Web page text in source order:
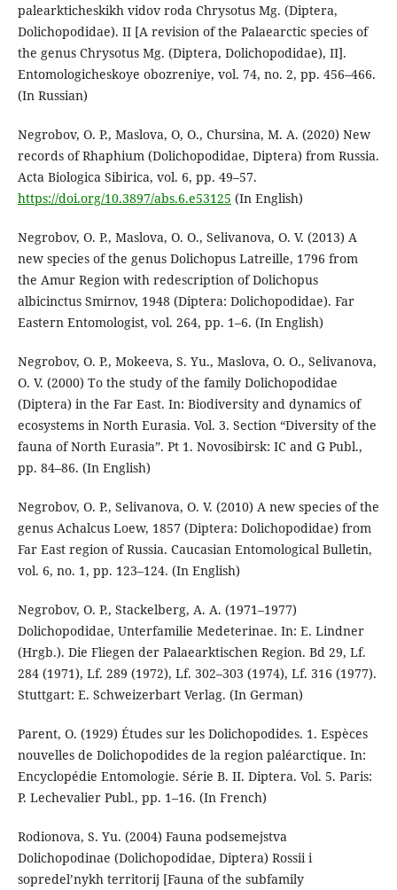
palearkticheskikh vidov roda Chrysotus Mg. (Diptera,
Dolichopodidae). II [A revision of the Palaearctic species of
the genus Chrysotus Mg. (Diptera, Dolichopodidae), II].
Entomologicheskoye obozreniye, vol. 74, no. 2, pp. 456–466.
(In Russian)
Negrobov, O. P., Maslova, O, O., Chursina, M. A. (2020) New
records of Rhaphium (Dolichopodidae, Diptera) from Russia.
Acta Biologica Sibirica, vol. 6, pp. 49–57.
https://doi.org/10.3897/abs.6.e53125 (In English)
Negrobov, O. P., Maslova, O. O., Selivanova, O. V. (2013) A
new species of the genus Dolichopus Latreille, 1796 from
the Amur Region with redescription of Dolichopus
albicinctus Smirnov, 1948 (Diptera: Dolichopodidae). Far
Eastern Entomologist, vol. 264, pp. 1–6. (In English)
Negrobov, O. P., Mokeeva, S. Yu., Maslova, O. O., Selivanova,
O. V. (2000) To the study of the family Dolichopodidae
(Diptera) in the Far East. In: Biodiversity and dynamics of
ecosystems in North Eurasia. Vol. 3. Section “Diversity of the
fauna of North Eurasia”. Pt 1. Novosibirsk: IC and G Publ.,
pp. 84–86. (In English)
Negrobov, O. P., Selivanova, O. V. (2010) A new species of the
genus Achalcus Loew, 1857 (Diptera: Dolichopodidae) from
Far East region of Russia. Caucasian Entomological Bulletin,
vol. 6, no. 1, pp. 123–124. (In English)
Negrobov, O. P., Stackelberg, A. A. (1971–1977)
Dolichopodidae, Unterfamilie Medeterinae. In: E. Lindner
(Hrgb.). Die Fliegen der Palaearktischen Region. Bd 29, Lf.
284 (1971), Lf. 289 (1972), Lf. 302–303 (1974), Lf. 316 (1977).
Stuttgart: E. Schweizerbart Verlag. (In German)
Parent, O. (1929) Études sur les Dolichopodides. 1. Espèces
nouvelles de Dolichopodides de la region paléarctique. In:
Encyclopédie Entomologie. Série B. II. Diptera. Vol. 5. Paris:
P. Lechevalier Publ., pp. 1–16. (In French)
Rodionova, S. Yu. (2004) Fauna podsemejstva
Dolichopodinae (Dolichopodidae, Diptera) Rossii i
sopredel’nykh territorij [Fauna of the subfamily